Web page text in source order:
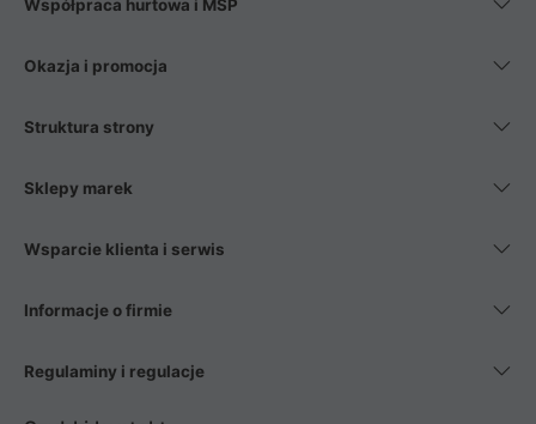
Współpraca hurtowa i MŚP
Okazja i promocja
Struktura strony
Sklepy marek
Wsparcie klienta i serwis
Informacje o firmie
Regulaminy i regulacje